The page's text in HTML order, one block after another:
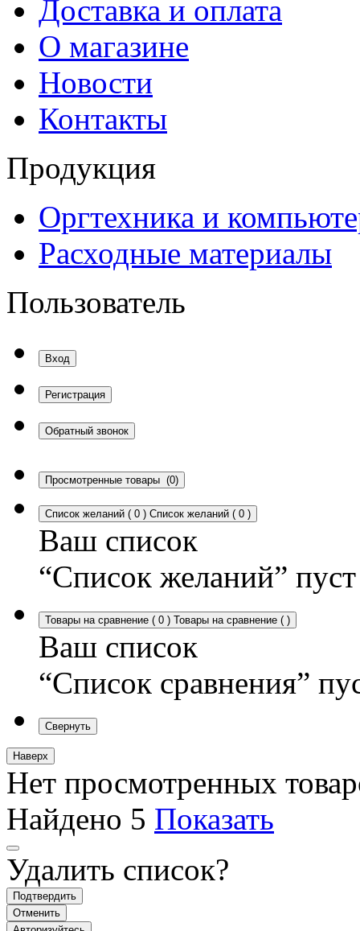
Доставка и оплата
О магазине
Новости
Контакты
Продукция
Оргтехника и
Расходные материалы
Пользователь
Вход
Регистрация
Обратный звонок
Просмотренные товары (0)
Список желаний ( 0 ) Список желаний ( 0 )
Ваш список
“Список желаний” пуст
Товары на сравнение ( 0 ) Товары на сравнение ( )
Ваш список
“Список сравнения”
Свернуть
Наверх
Нет просмотренных
Найдено 5 Показать
Удалить список?
Подтвердить
Отменить